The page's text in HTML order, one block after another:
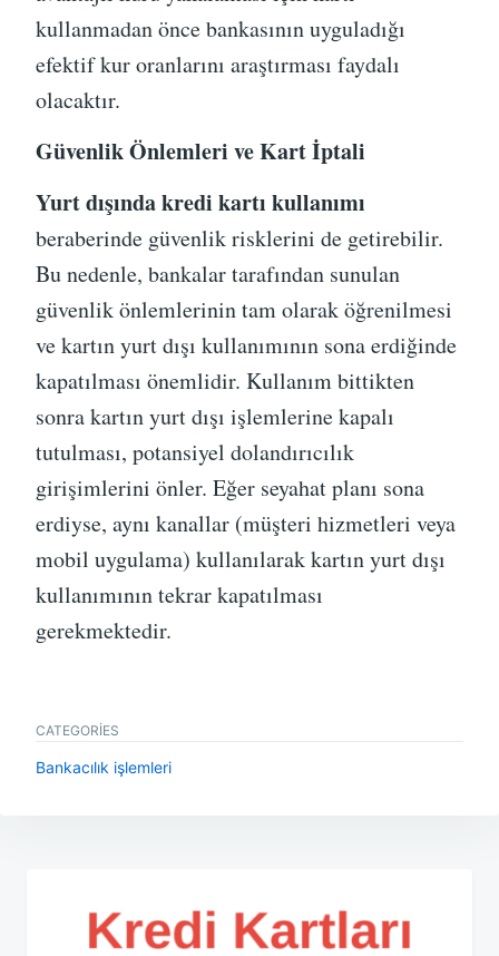
kullanmadan önce bankasının uyguladığı
efektif kur oranlarını araştırması faydalı
olacaktır.
Güvenlik Önlemleri ve Kart İptali
Yurt dışında kredi kartı kullanımı
beraberinde güvenlik risklerini de getirebilir.
Bu nedenle, bankalar tarafından sunulan
güvenlik önlemlerinin tam olarak öğrenilmesi
ve kartın yurt dışı kullanımının sona erdiğinde
kapatılması önemlidir. Kullanım bittikten
sonra kartın yurt dışı işlemlerine kapalı
tutulması, potansiyel dolandırıcılık
girişimlerini önler. Eğer seyahat planı sona
erdiyse, aynı kanallar (müşteri hizmetleri veya
mobil uygulama) kullanılarak kartın yurt dışı
kullanımının tekrar kapatılması
gerekmektedir.
CATEGORIES
Bankacılık işlemleri